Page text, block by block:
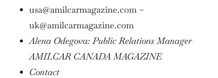
usa@amilcarmagazine.com –
uk@amilcarmagazine.com
Alena Odegova: Public Relations Manager
AMILCAR CANADA MAGAZINE
Contact